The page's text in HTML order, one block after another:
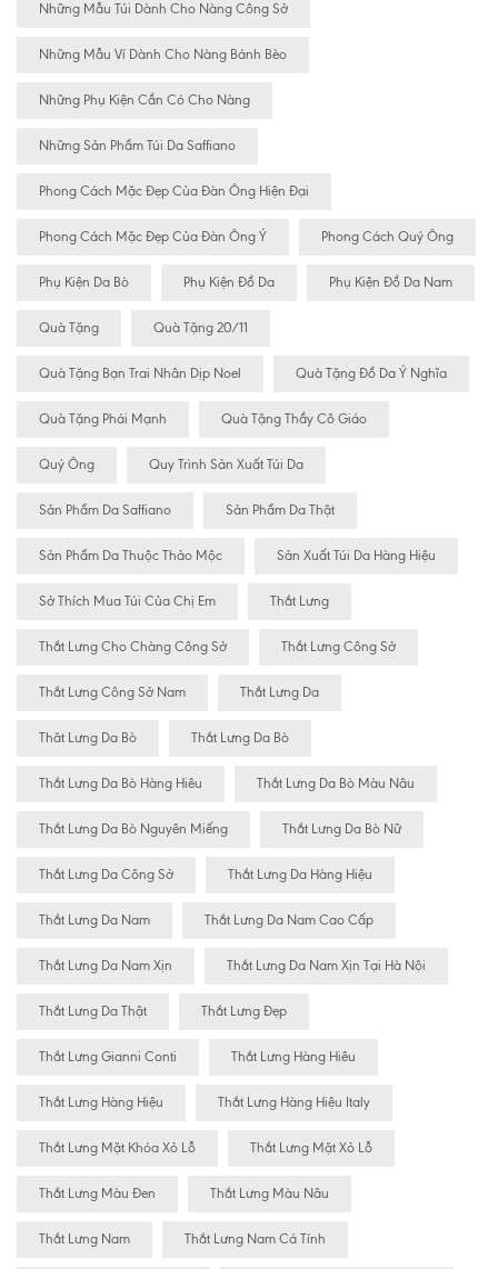
Những Mẫu Túi Dành Cho Nàng Công Sở
Những Mẫu Ví Dành Cho Nàng Bánh Bèo
Những Phụ Kiện Cần Có Cho Nàng
Những Sản Phẩm Túi Da Saffiano
Phong Cách Mặc Đẹp Của Đàn Ông Hiện Đại
Phong Cách Mặc Đẹp Của Đàn Ông Ý Phong Cách Quý Ông
Phụ Kiện Da Bò Phụ Kiện Đồ Da Phụ Kiện Đồ Da Nam
Quà Tặng Quà Tặng 20/11
Quà Tặng Bạn Trai Nhân Dịp Noel Quà Tặng Đồ Da Ý Nghĩa
Quà Tặng Phái Mạnh Quà Tặng Thầy Cô Giáo
Quý Ông Quy Trình Sản Xuất Túi Da
Sản Phẩm Da Saffiano Sản Phẩm Da Thật
Sản Phẩm Da Thuộc Thảo Mộc Sản Xuất Túi Da Hàng Hiệu
Sở Thích Mua Túi Của Chị Em Thắt Lưng
Thắt Lưng Cho Chàng Công Sở Thắt Lưng Công Sở
Thắt Lưng Công Sở Nam Thắt Lưng Da
Thăt Lưng Da Bò Thắt Lưng Da Bò
Thắt Lưng Da Bò Hàng Hiêu Thắt Lưng Da Bò Màu Nâu
Thắt Lưng Da Bò Nguyên Miếng Thắt Lưng Da Bò Nữ
Thắt Lưng Da Công Sở Thắt Lưng Da Hàng Hiệu
Thắt Lưng Da Nam Thắt Lưng Da Nam Cao Cấp
Thắt Lưng Da Nam Xịn Thắt Lưng Da Nam Xịn Tại Hà Nội
Thắt Lưng Da Thật Thắt Lưng Đẹp
Thắt Lưng Gianni Conti Thắt Lưng Hàng Hiêu
Thắt Lưng Hàng Hiệu Thắt Lưng Hàng Hiệu Italy
Thắt Lưng Mặt Khóa Xỏ Lỗ Thắt Lưng Mặt Xỏ Lỗ
Thắt Lưng Màu Đen Thắt Lưng Màu Nâu
Thắt Lưng Nam Thắt Lưng Nam Cá Tính